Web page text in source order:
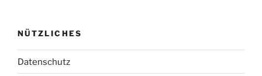
NÜTZLICHES
Datenschutz